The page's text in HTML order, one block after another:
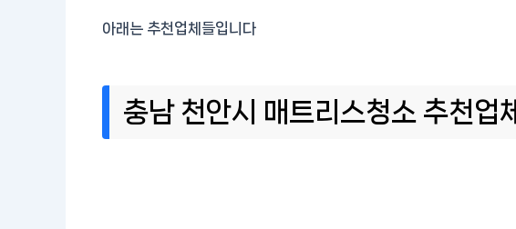
아래는 추천업체들입니다
충남 천안시 매트리스청소 추천업체